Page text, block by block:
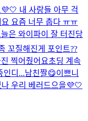
내 사랑들 아무 걱
요즘 너무 춥다 ㅠㅠ
은 와이파이 잘 터진당
꼬질해진게 포인트??
찍어줬어요초딩 계속
인디...남친짤😋이쁘니
나 우리 베러드으을💜🤍